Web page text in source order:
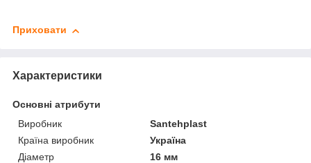
Приховати
Характеристики
Основні атрибути
Виробник
Santehplast
Країна виробник
Україна
Діаметр
16 мм